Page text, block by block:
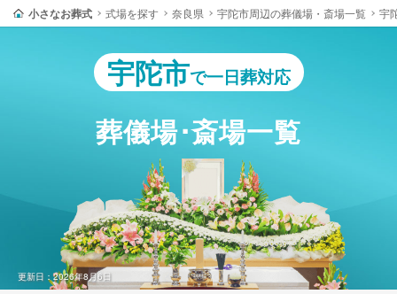
小さなお葬式 式場を探す 奈良県 宇陀市周辺の葬儀場・斎場一覧 宇
宇陀市で一日葬対応
葬儀場･斎場一覧
更新日：2026年8月6日